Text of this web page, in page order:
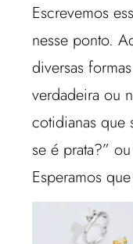
Escrevemos
nesse ponto.
diversas
verdadeira ou
cotidianas que
se é prata?”
Esperamos